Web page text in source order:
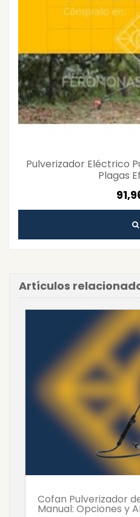
Pulverizador Eléctrico
Plagas
Artículos
Cofan Pulverizador
Manual: Opciones y